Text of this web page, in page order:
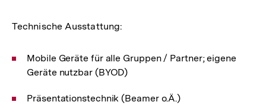
Technische Ausstattung:
Mobile Geräte für alle Gruppen / Partner; eigene
Geräte nutzbar (BYOD)
Präsentationstechnik (Beamer o.Ä.)